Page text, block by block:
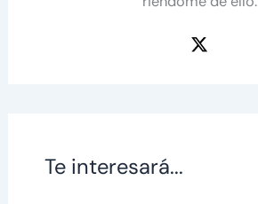
Te interesará...